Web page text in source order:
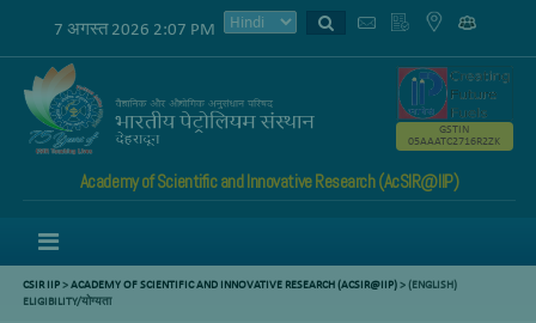
7 अगस्त 2026 2:07 PM
Academy of Scientific and Innovative Research (AcSIR@IIP)
GSTIN
05AAATC2716R2ZK
CSIR IIP>ACADEMY OF SCIENTIFIC AND INNOVATIVE RESEARCH (ACSIR@IIP)> (ENGLISH)
ELIGIBILITY/योग्यता